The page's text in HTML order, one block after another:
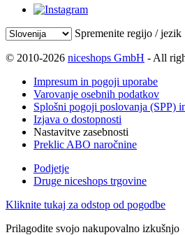
Spremenite regijo / jezik
© 2010-2026 niceshops GmbH - All
Impresum in pogoji uporabe
Varovanje osebnih podatkov
Splošni pogoji poslovanja (SPP)
Izjava o dostopnosti
Nastavitve zasebnosti
Preklic ABO naročnine
Podjetje
Druge niceshops trgovine
Kliknite tukaj za odstop od pogodbe
Prilagodite svojo nakupovalno izkušnjo